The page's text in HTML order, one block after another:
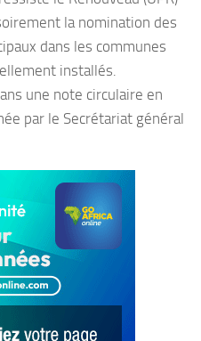
la nomination des
dans les communes
installés.
une note circulaire en
par le Secrétariat général